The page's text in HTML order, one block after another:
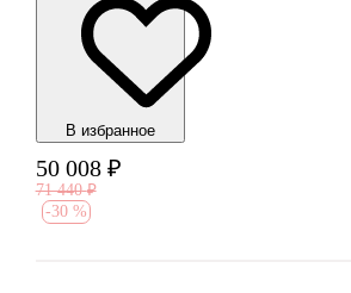
В избранноe
50 008 ₽
71 440 ₽
-30 %